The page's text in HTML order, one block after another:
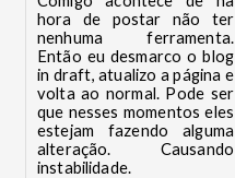
hora de postar não ter
nenhuma ferramenta.
Então eu desmarco o blog
in draft, atualizo a página e
volta ao normal. Pode ser
que nesses momentos eles
estejam fazendo alguma
alteração. Causando
instabilidade.